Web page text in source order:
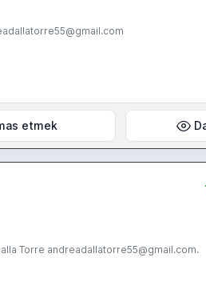
etmek
Torre andreadallatorre55@gmail.com.